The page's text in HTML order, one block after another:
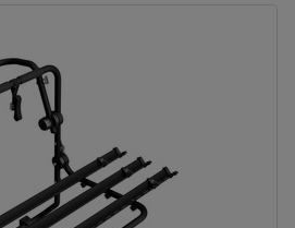
45 kg
kompatibilní se všemi typy karoserií